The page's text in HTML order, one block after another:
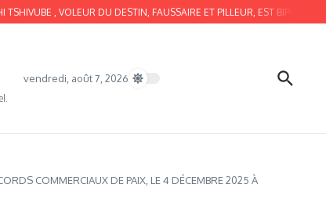
, VOLEUR DU DESTIN, FAUSSAIRE ET PILLEUR, EST BIPOLAIRE !
vendredi, août 7, 2026
COMMERCIAUX DE PAIX, LE 4 DÉCEMBRE 2025 À